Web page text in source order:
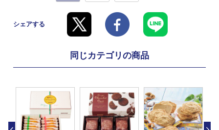
シェアする
同じカテゴリの商品